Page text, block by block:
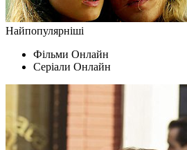
Найпопулярніші
Фільми Oнлайн
Серіали Oнлайн